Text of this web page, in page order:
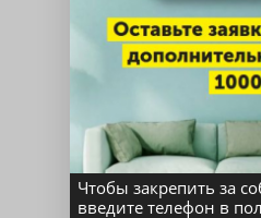
Тепловые
Мульти-сплит
Кондиционеры для
Мобильные
Кассетные
Чтобы закрепить за
введите телефон в